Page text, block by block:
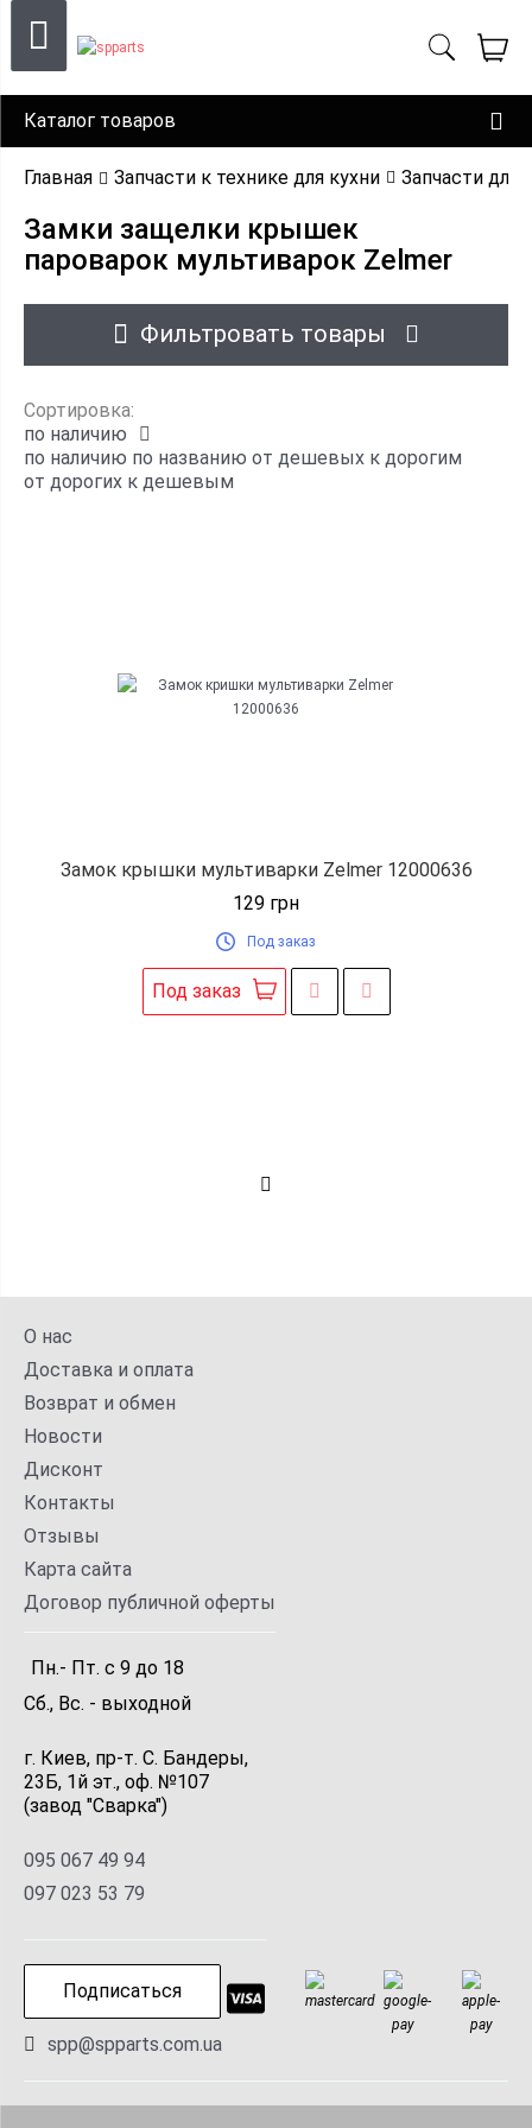
Каталог товаров
Главная Запчасти к технике для кухни Запчасти для
Замки защелки крышек
пароварок мультиварок Zelmer
Фильтровать товары
Сортировка:
по наличию
по наличию по названию от дешевых к дорогим
от дорогих к дешевым
Замок крышки мультиварки Zelmer 12000636
129 грн
Под заказ
Под заказ
О нас
Доставка и оплата
Возврат и обмен
Новости
Дисконт
Контакты
Отзывы
Карта сайта
Договор публичной оферты
Пн.- Пт. с 9 до 18
Сб., Вс. - выходной
г. Киев, пр-т. С. Бандеры,
23Б, 1й эт., оф. №107
(завод "Сварка")
095 067 49 94
097 023 53 79
Подписаться
spp@spparts.com.ua